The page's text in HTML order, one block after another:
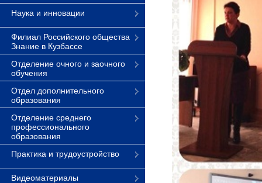
Наука и инновации
Филиал Российского общества
Знание в Кузбассе
Отделение очного и заочного
обучения
Отдел дополнительного
образования
Отделение среднего
профессионального
образования
Практика и трудоустройство
Видеоматериалы